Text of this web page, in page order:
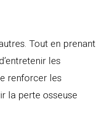
Tout en prenant
les
renforcer les
la perte osseuse